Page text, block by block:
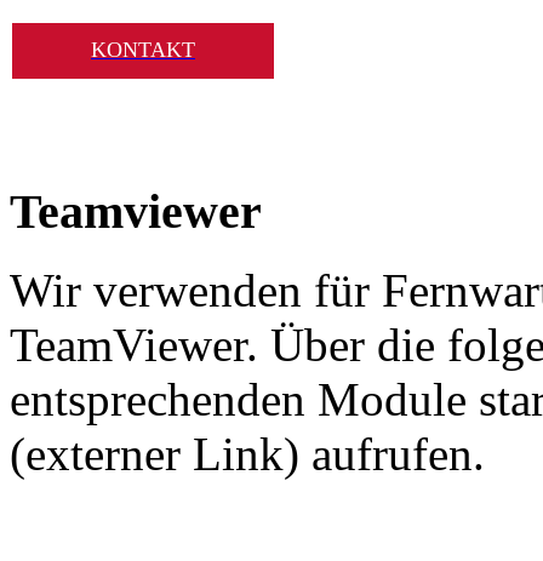
KONTAKT
Teamviewer
Wir verwenden für
TeamViewer. Über die
entsprechenden Module
(externer Link) aufrufen.